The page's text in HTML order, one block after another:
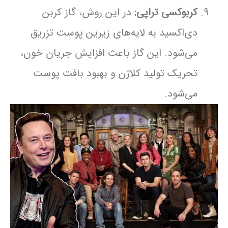
کربوکسی تراپی: در این روش، گاز کربن
دی‌اکسید به لایه‌های زیرین پوست تزریق
می‌شود. این گاز باعث افزایش جریان خون،
تحریک تولید کلاژن و بهبود بافت پوست
می‌شود.